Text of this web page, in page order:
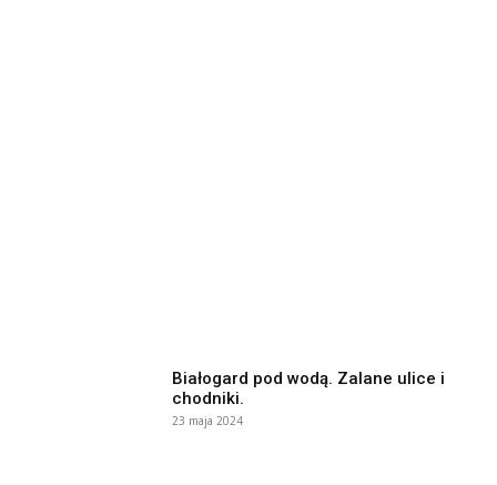
Białogard pod wodą. Zalane ulice i
chodniki.
23 maja 2024